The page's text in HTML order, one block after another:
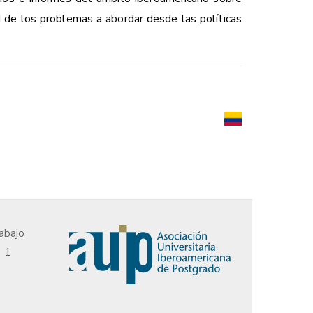
los problemas a abordar desde las políticas
1